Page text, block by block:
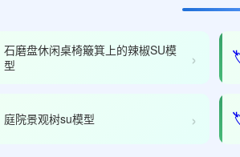
石磨盘休闲桌椅簸箕上的辣椒SU模
型
›
庭院景观树su模型 ›